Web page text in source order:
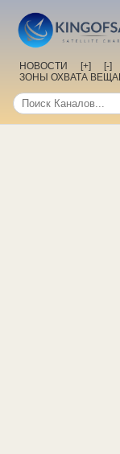
НОВОСТИ [+] [-]
ЗОНЫ ОХВАТА